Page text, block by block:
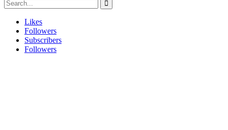
Likes
Followers
Subscribers
Followers